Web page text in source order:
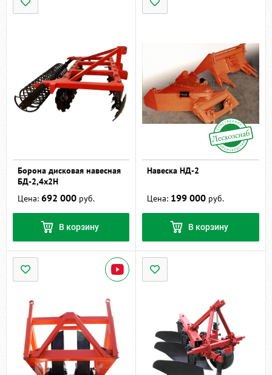
Борона дисковая навесная
БД-2,4х2Н
Цена: 692 000 руб.
В корзину
Навеска НД-2
Цена: 199 000 руб.
В корзину